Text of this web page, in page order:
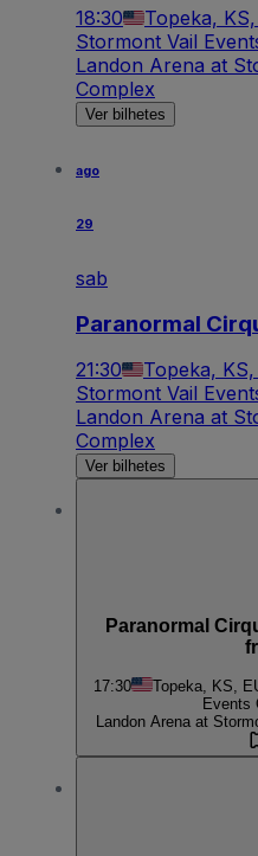
18:30 Topeka,
Stormont Vail
Landon Arena at
Complex
Ver bilhetes
ago
29
sab
Paranormal
21:30 Topeka,
Stormont Vail
Landon Arena at
Complex
Ver bilhetes
Paranormal
17:30 Topeka, KS,
Events
Landon Arena at